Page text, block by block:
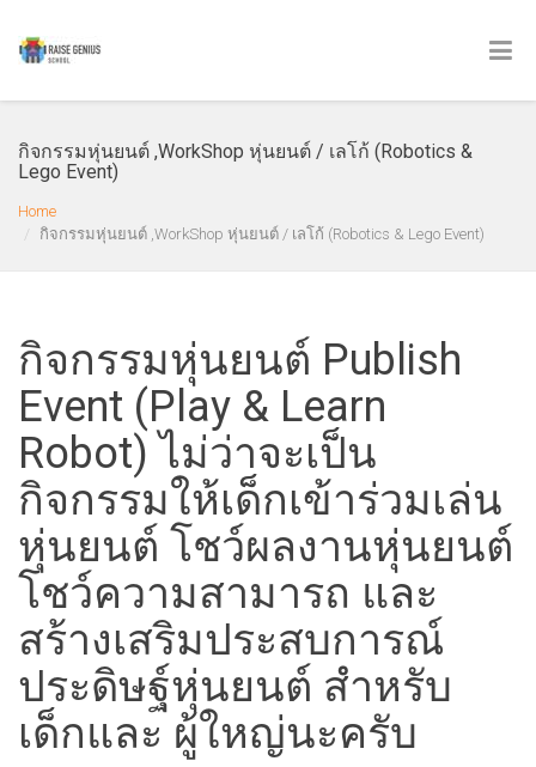
กิจกรรมหุ่นยนต์ ,WorkShop หุ่นยนต์ / เลโก้ (Robotics &
Lego Event)
Home
กิจกรรมหุ่นยนต์ ,WorkShop หุ่นยนต์ / เลโก้ (Robotics & Lego Event)
กิจกรรมหุ่นยนต์ Publish
Event (Play & Learn
Robot) ไม่ว่าจะเป็น
กิจกรรมให้เด็กเข้าร่วมเล่น
หุ่นยนต์ โชว์ผลงานหุ่นยนต์
โชว์ความสามารถ และ
สร้างเสริมประสบการณ์
ประดิษฐ์หุ่นยนต์ สำหรับ
เด็กและ ผู้ใหญ่นะครับ